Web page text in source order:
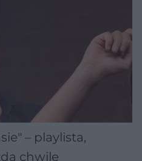
– playlista,
chwilę